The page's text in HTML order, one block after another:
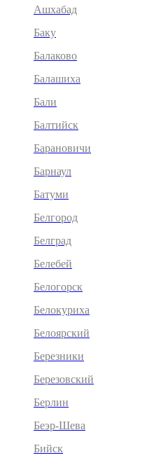
Ашхабад
Баку
Балаково
Балашиха
Бали
Балтийск
Барановичи
Барнаул
Батуми
Белгород
Белград
Белебей
Белогорск
Белокуриха
Белоярский
Березники
Березовский
Берлин
Беэр-Шева
Бийск